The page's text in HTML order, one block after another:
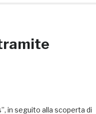
in seguito alla scoperta di